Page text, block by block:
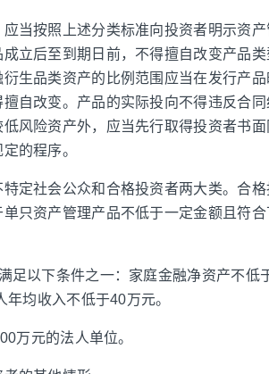
当按照上述分类标准向投资者明示资
立后至到期日前，不得擅自改变产品
生品类资产的比例范围应当在发行产
自改变。产品的实际投向不得违反合
风险资产外，应当先行取得投资者书
的程序。
定社会公众和合格投资者两大类。合
只资产管理产品不低于一定金额且符
足以下条件之一：家庭金融净资产不低
均收入不低于40万元。
万元的法人单位。